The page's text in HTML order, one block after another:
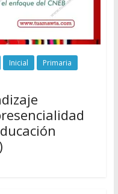
Inicial
Primaria